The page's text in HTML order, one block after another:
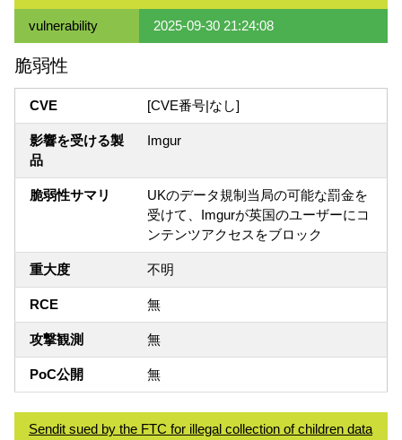
vulnerability 2025-09-30 21:24:08
脆弱性
CVE [CVE番号|なし]
影響を受ける製
品
Imgur
脆弱性サマリ
UKのデータ規制当局の可能な罰金を
受けて、Imgurが英国のユーザーにコ
ンテンツアクセスをブロック
重大度 不明
RCE 無
攻撃観測 無
PoC公開 無
Sendit sued by the FTC for illegal collection of children data